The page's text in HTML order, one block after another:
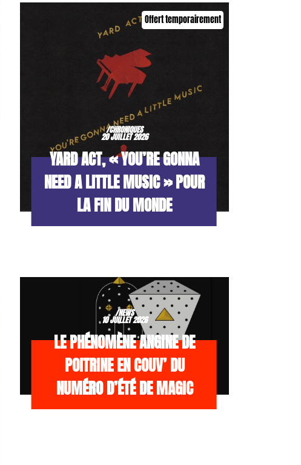
Offert temporairement
/CHRONIQUES
20 JUILLET 2026
YARD ACT, « YOU’RE GONNA
NEED A LITTLE MUSIC » POUR
LA FIN DU MONDE
/NEWS
10 JUILLET 2026
LE PHÉNOMÈNE ANGINE DE
POITRINE EN COUV’ DU
NUMÉRO D’ÉTÉ DE MAGIC